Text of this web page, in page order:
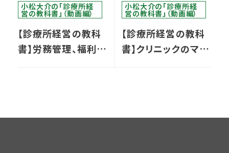
小松大介の「診療所経
営の教科書」（動画編）
【診療所経営の教科
書】労務管理、福利厚
小松大介の「診療所経
営の教科書」（動画編）
【診療所経営の教科
書】クリニックのマー